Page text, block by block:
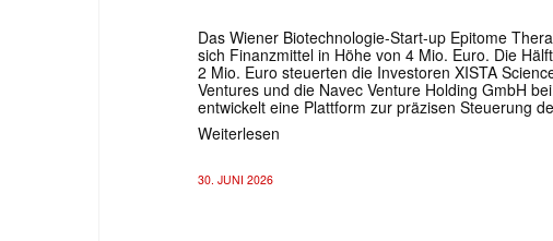
Das Wiener Biotechnologie-Start-up Epitome
sich Finanzmittel in Höhe von 4 Mio. Euro. Die
2 Mio. Euro steuerten die Investoren XISTA
Ventures und die Navec Venture Holding GmbH
entwickelt eine Plattform zur präzisen Steuerung
Weiterlesen
30. JUNI 2026